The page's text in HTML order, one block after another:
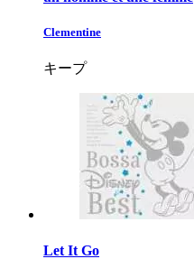
Clementine
キープ
Let It Go